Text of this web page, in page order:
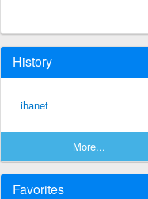
History
ihanet
More...
Favorites